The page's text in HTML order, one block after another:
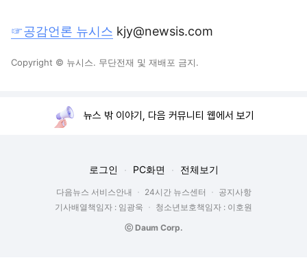
☞공감언론 뉴시스 kjy@newsis.com
Copyright © 뉴시스. 무단전재 및 재배포 금지.
뉴스 밖 이야기, 다음 커뮤니티 웹에서 보기
로그인 PC화면 전체보기
다음뉴스 서비스안내 24시간 뉴스센터
공지사항
기사배열책임자 : 임광욱
청소년보호책임자 : 이호원
ⓒ Daum Corp.